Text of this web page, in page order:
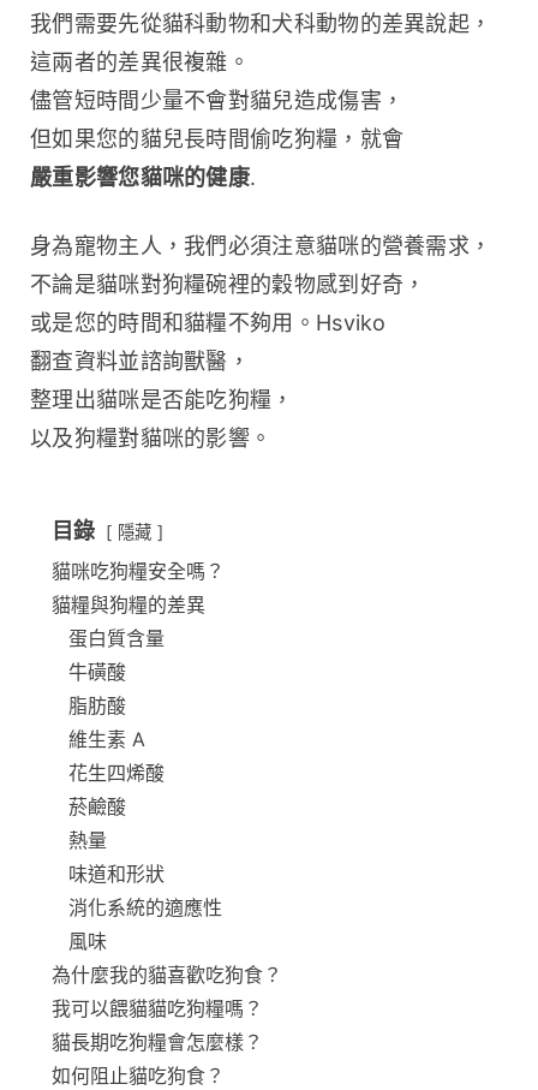
我們需要先從貓科動物和犬科動物的差異說起，
這兩者的差異很複雜。
儘管短時間少量不會對貓兒造成傷害，
嚴重影響您貓咪的健康.
身為寵物主人，我們必須注意貓咪的營養需求，
不論是貓咪對狗糧碗裡的穀物感到好奇，
或是您的時間和貓糧不夠用。Hsviko
翻查資料並諮詢獸醫，
整理出貓咪是否能吃狗糧，
以及狗糧對貓咪的影響。
目錄 隱藏
貓咪吃狗糧安全嗎？
貓糧與狗糧的差異
蛋白質含量
牛磺酸
脂肪酸
維生素 A
花生四烯酸
菸鹼酸
熱量
味道和形狀
消化系統的適應性
風味
為什麼我的貓喜歡吃狗食？
我可以餵貓貓吃狗糧嗎？
貓長期吃狗糧會怎麼樣？
如何阻止貓吃狗食？